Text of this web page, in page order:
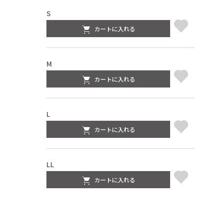
S
カートに入れる
M
カートに入れる
L
カートに入れる
LL
カートに入れる